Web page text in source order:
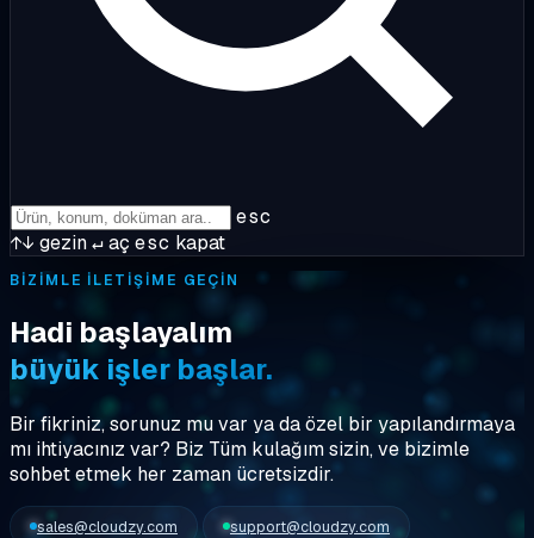
esc
↑↓ gezin↵aç esc kapat
BIZIMLE ILETIŞIME GEÇIN
Hadi başlayalım
büyük işler başlar.
Bir fikriniz, sorunuz mu var ya da özel bir yapılandırmaya
mı ihtiyacınız var? Biz Tüm kulağım sizin, ve bizimle
sohbet etmek her zaman ücretsizdir.
sales@cloudzy.com support@cloudzy.com